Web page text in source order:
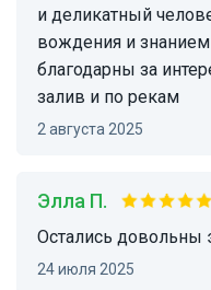
и деликатный
вождения и
благодарны за
залив и по рекам
2 августа 2025
Элла П.
Остались довольны
24 июля 2025